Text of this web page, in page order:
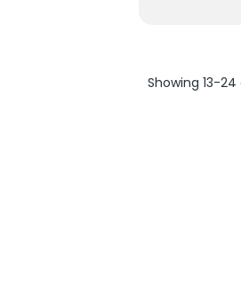
Showing 13-